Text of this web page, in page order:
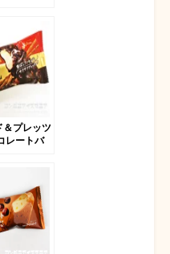
＆プレッツ
レートバ